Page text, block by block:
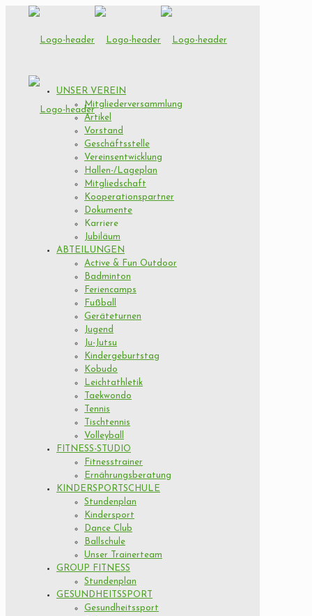
UNSER VEREIN
Mitgliederversammlung
Artikel
Vorstand
Geschäftsstelle
Vereinsentwicklung
Hallen-/Lageplan
Mitgliedschaft
Kooperationspartner
Dokumente
Karriere
Jubiläum
ABTEILUNGEN
Active & Fun Outdoor
Badminton
Feriencamps
Fußball
Geräteturnen
Jugend
Ju-Jutsu
Kindergeburtstag
Kobudo
Leichtathletik
Taekwondo
Tennis
Tischtennis
Volleyball
FITNESS-STUDIO
Fitnesstrainer
Ernährungsberatung
KINDERSPORTSCHULE
Stundenplan
Kindersport
Dance Club
Ballschule
Unser Trainerteam
GROUP FITNESS
Stundenplan
GESUNDHEITSSPORT
Gesundheitssport